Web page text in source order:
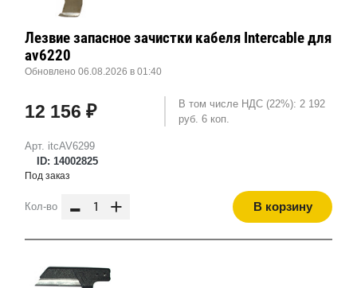
Арт. itcAV6299
ID: 14002825
Лезвие запасное зачистки кабеля Intercable для
av6220
Обновлено 06.08.2026 в 01:40
12 156 ₽
В том числе НДС (22%): 2 192
руб. 6 коп.
Под заказ
Кол-во - + В корзину